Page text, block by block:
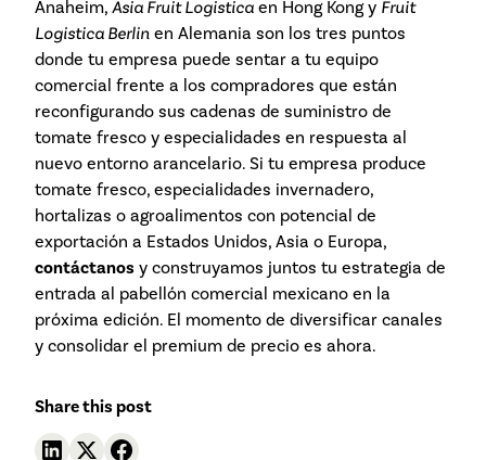
Anaheim, Asia Fruit Logistica en Hong Kong y Fruit
Logistica Berlin en Alemania son los tres puntos
donde tu empresa puede sentar a tu equipo
comercial frente a los compradores que están
reconfigurando sus cadenas de suministro de
tomate fresco y especialidades en respuesta al
nuevo entorno arancelario. Si tu empresa produce
tomate fresco, especialidades invernadero,
hortalizas o agroalimentos con potencial de
exportación a Estados Unidos, Asia o Europa,
contáctanos y construyamos juntos tu estrategia de
entrada al pabellón comercial mexicano en la
próxima edición. El momento de diversificar canales
y consolidar el premium de precio es ahora.
Share this post